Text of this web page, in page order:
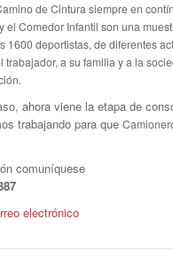
de Cintura siempre en
el Comedor Infantil son una
1600 deportistas, de diferentes
trabajador, a su familia y a la
ahora viene la etapa de
trabajando para que
comuníquese
electrónico